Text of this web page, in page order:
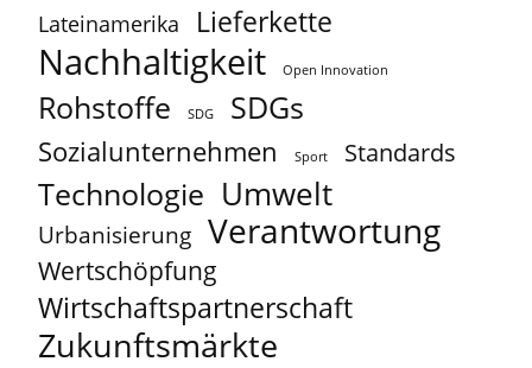
Lateinamerika Lieferkette
Nachhaltigkeit Open Innovation
Rohstoffe SDG SDGs
Sozialunternehmen Sport Standards
Technologie Umwelt
Urbanisierung Verantwortung
Wertschöpfung
Wirtschaftspartnerschaft
Zukunftsmärkte